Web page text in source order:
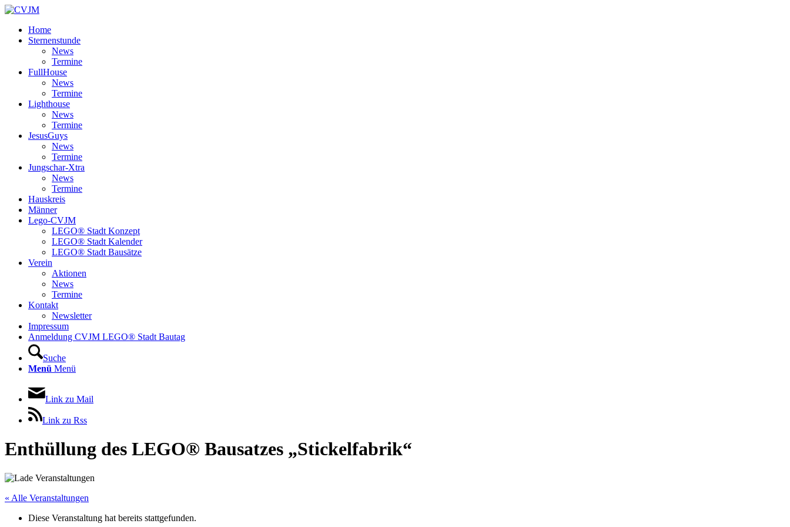
Home
Sternenstunde
News
Termine
FullHouse
News
Termine
Lighthouse
News
Termine
JesusGuys
News
Termine
Jungschar-Xtra
News
Termine
Hauskreis
Männer
Lego-CVJM
LEGO® Stadt Konzept
LEGO® Stadt Kalender
LEGO® Stadt Bausätze
Verein
Aktionen
News
Termine
Kontakt
Newsletter
Impressum
Anmeldung CVJM LEGO® Stadt Bautag
Suche
Menü Menü
Link zu Mail
Link zu Rss
Enthüllung des LEGO® Bausatzes „Stickelfabrik“
« Alle Veranstaltungen
Diese Veranstaltung hat bereits stattgefunden.